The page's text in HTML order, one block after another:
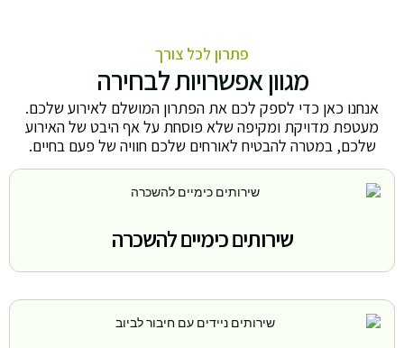
פתרון לכל צורך
מגוון אפשרויות לבחירה
אנחנו כאן כדי לספק לכם את הפתרון המושלם לאירוע שלכם.
מעטפת מדויקת ומקיפה שלא פוסחת על אף היבט של האירוע
שלכם, במטרה להבטיח לאורחים שלכם חוויה של פעם בחיים.
שירותים כימיים להשכרה